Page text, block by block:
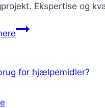
Ekspertise og
3
at